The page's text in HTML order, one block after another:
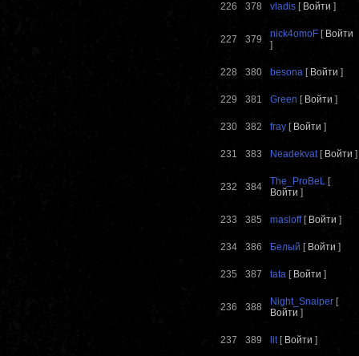
226 378 vladis [ Войти ]
227 379 nick4omoF [ Войти
]
228 380 besona [ Войти ]
229 381 Green [ Войти ]
230 382 fray [ Войти ]
231 383 Neadekvat[ Войти ]
232 384 The_ProBeL [
Войти ]
233 385 masloff[ Войти ]
234 386 Белый [ Войти ]
235 387 tata [ Войти ]
236 388 Night_Snaiper [
Войти ]
237 389 lit[ Войти ]